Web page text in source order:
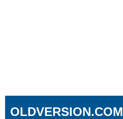
OLDVERSION.COM